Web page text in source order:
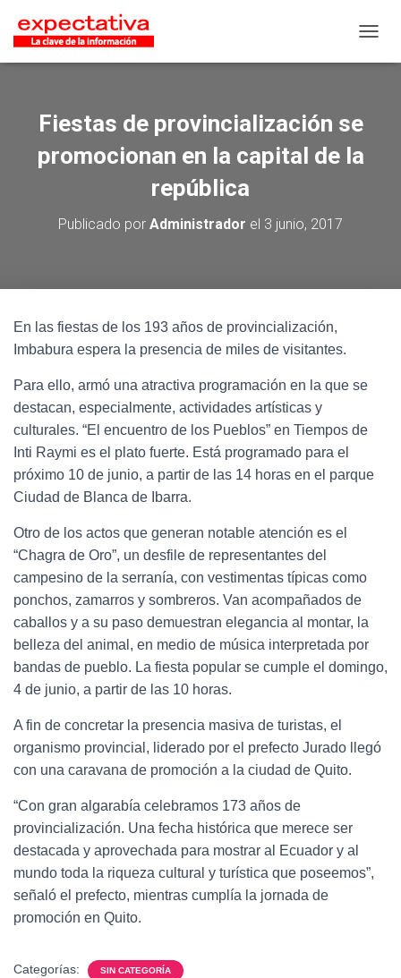
Fiestas de provincialización se
promocionan en la capital de la
república
Publicado por Administrador el 3 junio, 2017
En las fiestas de los 193 años de provincialización,
Imbabura espera la presencia de miles de visitantes.
Para ello, armó una atractiva programación en la que se
destacan, especialmente, actividades artísticas y
culturales. “El encuentro de los Pueblos” en Tiempos de
Inti Raymi es el plato fuerte. Está programado para el
próximo 10 de junio, a partir de las 14 horas en el parque
Ciudad de Blanca de Ibarra.
Otro de los actos que generan notable atención es el
“Chagra de Oro”, un desfile de representantes del
campesino de la serranía, con vestimentas típicas como
ponchos, zamarros y sombreros. Van acompañados de
caballos y a su paso demuestran elegancia al montar, la
belleza del animal, en medio de música interpretada por
bandas de pueblo. La fiesta popular se cumple el domingo,
4 de junio, a partir de las 10 horas.
A fin de concretar la presencia masiva de turistas, el
organismo provincial, liderado por el prefecto Jurado llegó
con una caravana de promoción a la ciudad de Quito.
“Con gran algarabía celebramos 173 años de
provincialización. Una fecha histórica que merece ser
destacada y aprovechada para mostrar al Ecuador y al
mundo toda la riqueza cultural y turística que poseemos”,
señaló el prefecto, mientras cumplía la jornada de
promoción en Quito.
Categorías: SIN CATEGORÍA